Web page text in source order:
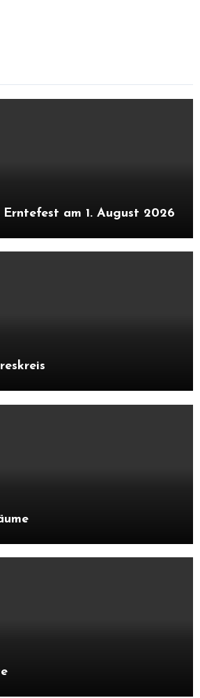
Erntefest am 1. August 2026